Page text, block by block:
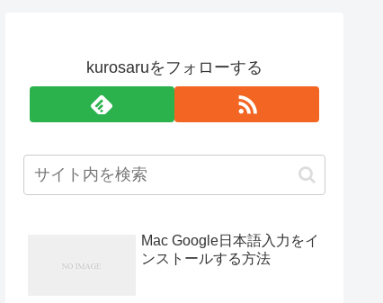
kurosaruをフォローする
Mac Google日本語入力をイ
ンストールする方法